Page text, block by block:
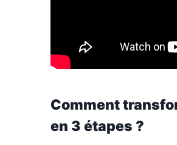
Comment
en 3 étapes ?